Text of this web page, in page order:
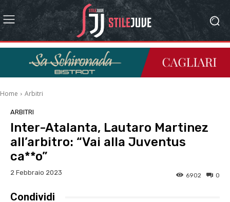
Home Arbitri
ARBITRI
Inter-Atalanta, Lautaro Martinez
all’arbitro: “Vai alla Juventus
ca**o”
2 Febbraio 2023 0
6902
Condividi